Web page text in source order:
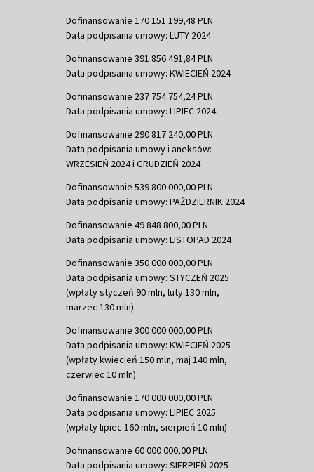
Dofinansowanie 170 151 199,48 PLN
Data podpisania umowy: LUTY 2024
Dofinansowanie 391 856 491,84 PLN
Data podpisania umowy: KWIECIEŃ 2024
Dofinansowanie 237 754 754,24 PLN
Data podpisania umowy: LIPIEC 2024
Dofinansowanie 290 817 240,00 PLN
Data podpisania umowy i aneksów:
WRZESIEŃ 2024 i GRUDZIEŃ 2024
Dofinansowanie 539 800 000,00 PLN
Data podpisania umowy: PAŹDZIERNIK 2024
Dofinansowanie 49 848 800,00 PLN
Data podpisania umowy: LISTOPAD 2024
Dofinansowanie 350 000 000,00 PLN
Data podpisania umowy: STYCZEŃ 2025
(wpłaty styczeń 90 mln, luty 130 mln,
marzec 130 mln)
Dofinansowanie 300 000 000,00 PLN
Data podpisania umowy: KWIECIEŃ 2025
(wpłaty kwiecień 150 mln, maj 140 mln,
czerwiec 10 mln)
Dofinansowanie 170 000 000,00 PLN
Data podpisania umowy: LIPIEC 2025
(wpłaty lipiec 160 mln, sierpień 10 mln)
Dofinansowanie 60 000 000,00 PLN
Data podpisania umowy: SIERPIEŃ 2025